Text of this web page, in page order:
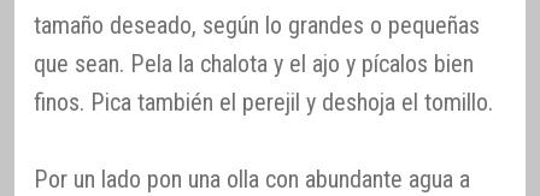
tamaño deseado, según lo grandes o pequeñas
que sean. Pela la chalota y el ajo y pícalos bien
finos. Pica también el perejil y deshoja el tomillo.
Por un lado pon una olla con abundante agua a